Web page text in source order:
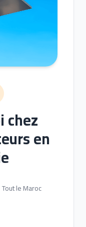
chez
en
le Maroc